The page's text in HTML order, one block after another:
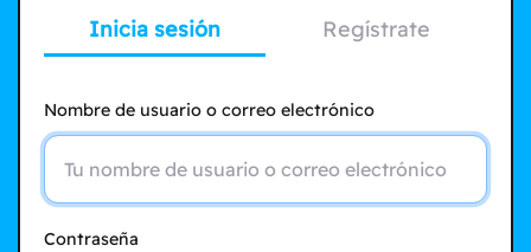
Inicia sesión Regístrate
Nombre de usuario o correo electrónico
Contraseña